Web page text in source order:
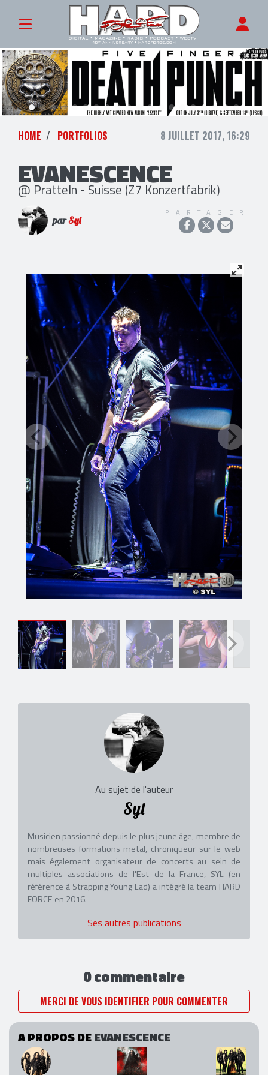
HOME PORTFOLIOS 8 JUILLET 2017, 16:29
EVANESCENCE
@ Pratteln - Suisse (Z7 Konzertfabrik)
parSyl
PARTAGER
Au sujet de l'auteur
Syl
Musicien passionné depuis le plus jeune âge, membre de
nombreuses formations metal, chroniqueur sur le web
mais également organisateur de concerts au sein de
multiples associations de l'Est de la France, SYL (en
référence à Strapping Young Lad) a intégré la team HARD
FORCE en 2016.
Ses autres publications
0 commentaire
MERCI DE VOUS IDENTIFIER POUR COMMENTER
A PROPOS DEEVANESCENCE